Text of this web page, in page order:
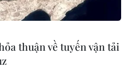
hồi tâm lý
cường phối
thuận về tuyến vận tải